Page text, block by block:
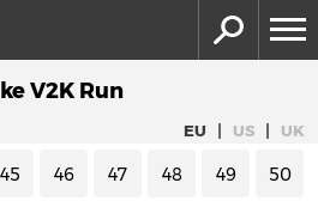
V2K Run
EU | US | UK
45 46 47 48 49 50